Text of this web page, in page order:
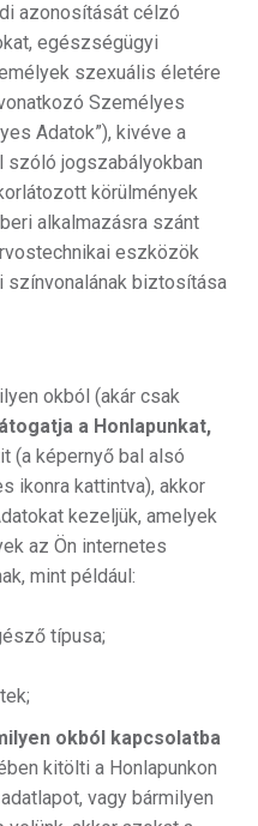
azonosítását célzó
egészségügyi
szexuális életére
Személyes
Adatok”), kivéve a
szóló jogszabályokban
körülmények
alkalmazásra szánt
eszközök
biztosítása
okból (akár csak
a Honlapunkat,
(a képernyő bal alsó
ikonra kattintva), akkor
kezeljük, amelyek
az Ön internetes
mint például:
típusa;
okból kapcsolatba
kitölti a Honlapunkon
vagy bármilyen